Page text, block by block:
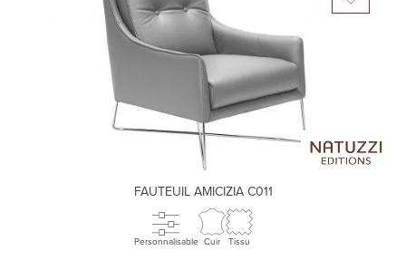
FAUTEUIL AMICIZIA C011
Personnalisable Cuir Tissu